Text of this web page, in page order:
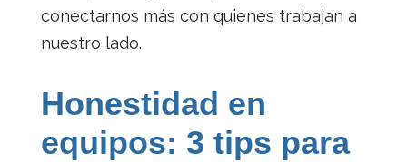
conectarnos más con quienes trabajan a
nuestro lado.
Honestidad en
equipos: 3 tips para